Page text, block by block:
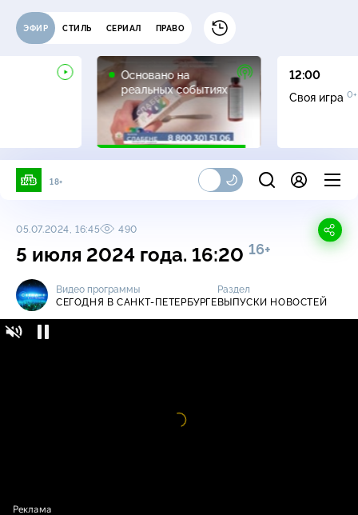
ЭФИР СТИЛЬ СЕРИАЛ ПРАВО
Основано на
реальных событиях
16+
12:00
Своя игра 0+
18+
05.07.2024, 16:45 490
5 июля 2024 года. 16:20 16+
Видео программы
СЕГОДНЯ В САНКТ-ПЕТЕРБУРГЕ
Раздел
ВЫПУСКИ НОВОСТЕЙ
Видео